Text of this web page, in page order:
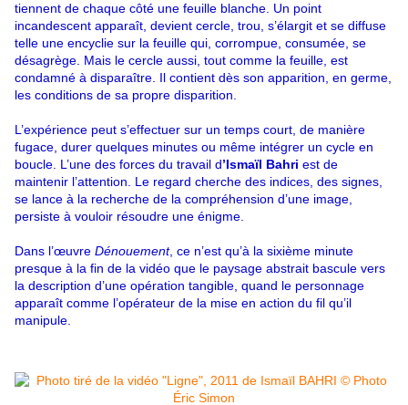
tiennent de chaque côté une feuille blanche. Un point
incandescent apparaît, devient cercle, trou, s’élargit et se diffuse
telle une encyclie sur la feuille qui, corrompue, consumée, se
désagrège. Mais le cercle aussi, tout comme la feuille, est
condamné à disparaître. Il contient dès son apparition, en germe,
les conditions de sa propre disparition.
L’expérience peut s’effectuer sur un temps court, de manière
fugace, durer quelques minutes ou même intégrer un cycle en
boucle. L’une des forces du travail d’Ismaïl Bahri est de
maintenir l’attention. Le regard cherche des indices, des signes,
se lance à la recherche de la compréhension d’une image,
persiste à vouloir résoudre une énigme.
Dans l’œuvre Dénouement, ce n’est qu’à la sixième minute
presque à la fin de la vidéo que le paysage abstrait bascule vers
la description d’une opération tangible, quand le personnage
apparaît comme l’opérateur de la mise en action du fil qu’il
manipule.